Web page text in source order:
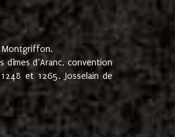
Montgriffon.
dîmes d’Aranc, convention
et 1265. Josselain de